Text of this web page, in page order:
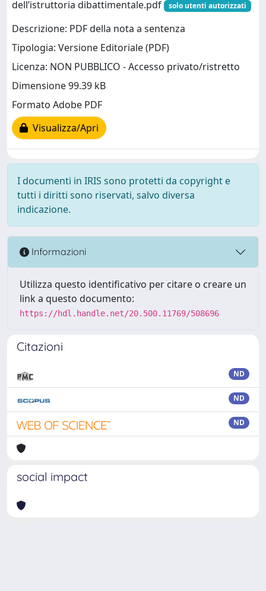
dell’istruttoria dibattimentale.pdf
solo utenti autorizzati
Descrizione: PDF della nota a sentenza
Tipologia: Versione Editoriale (PDF)
Licenza: NON PUBBLICO - Accesso privato/ristretto
Dimensione 99.39 kB
Formato Adobe PDF
Visualizza/Apri
I documenti in IRIS sono protetti da copyright e
tutti i diritti sono riservati, salvo diversa
indicazione.
Informazioni
Utilizza questo identificativo per citare o creare un
link a questo documento:
https://hdl.handle.net/20.500.11769/508696
Citazioni
ND
ND
ND
social impact